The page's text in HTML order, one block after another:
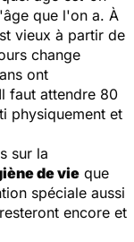
que l'on a. À
vieux à partir de
change
ont
faut attendre 80
physiquement et
sur la
de vie que
spéciale aussi
encore et